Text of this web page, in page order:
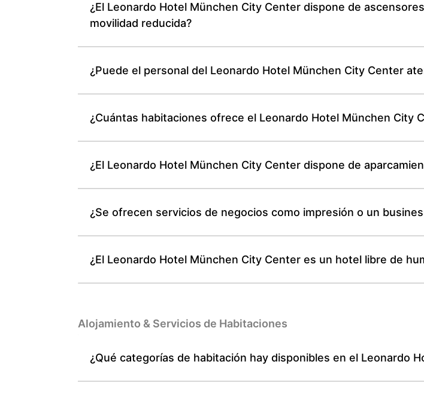
¿El Leonardo Hotel München City Center dispone de
movilidad reducida?
¿Puede el personal del Leonardo Hotel München City Center
¿Cuántas habitaciones ofrece el Leonardo Hotel München City
¿El Leonardo Hotel München City Center dispone de
¿Se ofrecen servicios de negocios como impresión o un
¿El Leonardo Hotel München City Center es un hotel libre de
Alojamiento & Servicios de Habitaciones
¿Qué categorías de habitación hay disponibles en el Leonardo